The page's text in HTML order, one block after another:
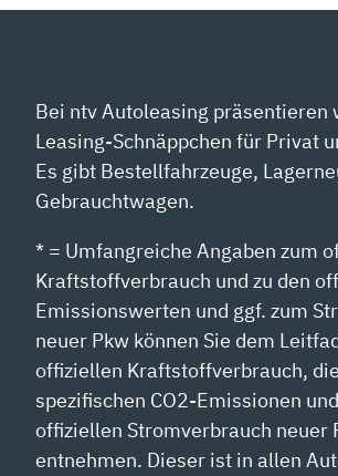
Bei ntv Autoleasing präsentieren
Leasing-Schnäppchen für Privat
Es gibt Bestellfahrzeuge,
Gebrauchtwagen.
* = Umfangreiche Angaben zum
Kraftstoffverbrauch und zu den
Emissionswerten und ggf. zum
neuer Pkw können Sie dem
offiziellen Kraftstoffverbrauch,
spezifischen CO2-Emissionen
offiziellen Stromverbrauch neuer
entnehmen. Dieser ist in allen